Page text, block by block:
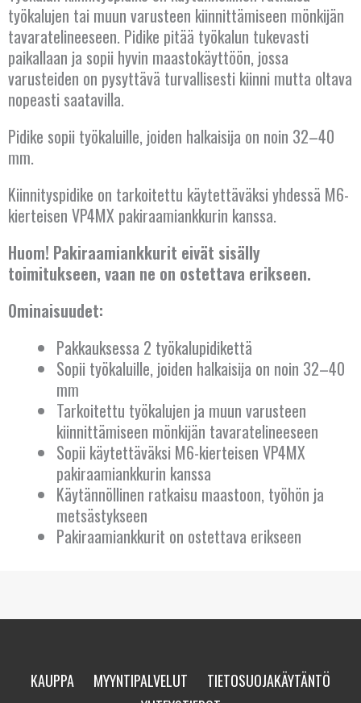
työkalujen tai muun varusteen kiinnittämiseen mönkijän
tavaratelineeseen. Pidike pitää työkalun tukevasti
paikallaan ja sopii hyvin maastokäyttöön, jossa
varusteiden on pysyttävä turvallisesti kiinni mutta oltava
nopeasti saatavilla.
Pidike sopii työkaluille, joiden halkaisija on noin 32–40
mm.
Kiinnityspidike on tarkoitettu käytettäväksi yhdessä M6-
kierteisen VP4MX pakiraamiankkurin kanssa.
Huom! Pakiraamiankkurit eivät sisälly
toimitukseen, vaan ne on ostettava erikseen.
Ominaisuudet:
Pakkauksessa 2 työkalupidikettä
Sopii työkaluille, joiden halkaisija on noin 32–40
mm
Tarkoitettu työkalujen ja muun varusteen
kiinnittämiseen mönkijän tavaratelineeseen
Sopii käytettäväksi M6-kierteisen VP4MX
pakiraamiankkurin kanssa
Käytännöllinen ratkaisu maastoon, työhön ja
metsästykseen
Pakiraamiankkurit on ostettava erikseen
KAUPPA MYYNTIPALVELUT
TIETOSUOJAKÄYTÄNTÖ
ESPANJA
HOLLANTI
IRLANTI
ISLANTI
ITALIA
ITÄVALTA
KANADA
KREIKKA
KROATIA
KYPROS
LATVIA
LIETTUA
LUXEMBOURG
MALTA
PORTUGALI